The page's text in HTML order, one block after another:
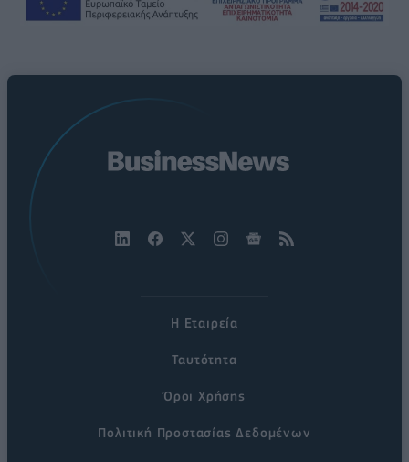
Η Εταιρεία
Ταυτότητα
Όροι Χρήσης
Πολιτική Προστασίας Δεδομένων